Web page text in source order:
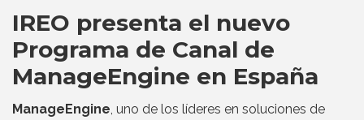
IREO presenta el nuevo
Programa de Canal de
ManageEngine en España
ManageEngine , uno de los líderes en soluciones de